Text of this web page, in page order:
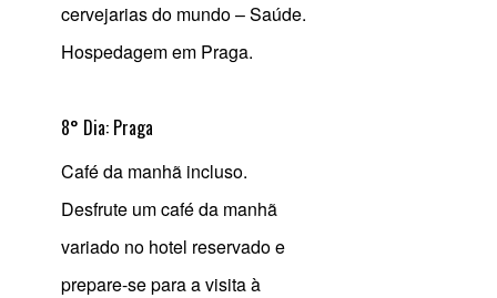
cervejarias do mundo – Saúde.
Hospedagem em Praga.
8° Dia: Praga
Café da manhã incluso.
Desfrute um café da manhã
variado no hotel reservado e
prepare-se para a visita à